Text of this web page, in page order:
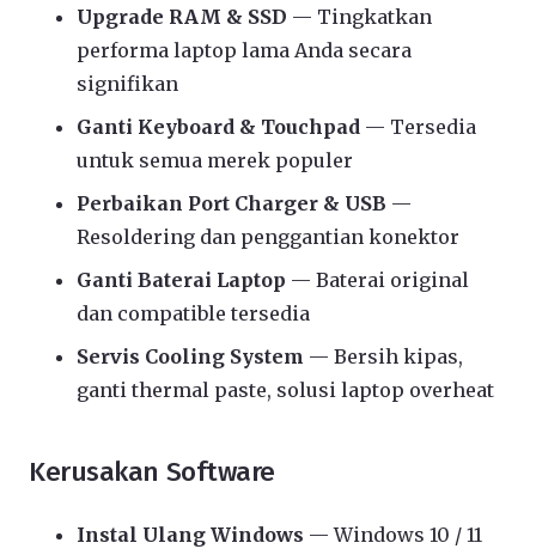
Upgrade RAM & SSD — Tingkatkan
performa laptop lama Anda secara
signifikan
Ganti Keyboard & Touchpad — Tersedia
untuk semua merek populer
Perbaikan Port Charger & USB —
Resoldering dan penggantian konektor
Ganti Baterai Laptop — Baterai original
dan compatible tersedia
Servis Cooling System — Bersih kipas,
ganti thermal paste, solusi laptop overheat
Kerusakan Software
Instal Ulang Windows — Windows 10 / 11